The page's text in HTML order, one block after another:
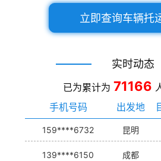
立即查询车辆托
实时动态
已为累计为 71166
手机号码
出发地
159****6732 昆明
139****6150 成都